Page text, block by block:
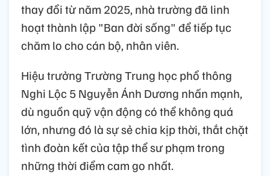
thay đổi từ năm 2025, nhà trường đã linh
hoạt thành lập "Ban đời sống" để tiếp tục
chăm lo cho cán bộ, nhân viên.
Hiệu trưởng Trường Trung học phổ thông
Nghi Lộc 5 Nguyễn Ánh Dương nhấn mạnh,
dù nguồn quỹ vận động có thể không quá
lớn, nhưng đó là sự sẻ chia kịp thời, thắt chặt
tình đoàn kết của tập thể sư phạm trong
những thời điểm cam go nhất.